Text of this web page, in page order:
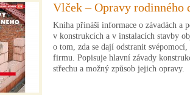
Vlček – Opravy rodinného
Kniha přináší informace o závadách a
v konstrukcích a v instalacích stavby
o tom, zda se dají odstranit
firmu. Popisuje hlavní závady
střechu a možný způsob jejich opravy.